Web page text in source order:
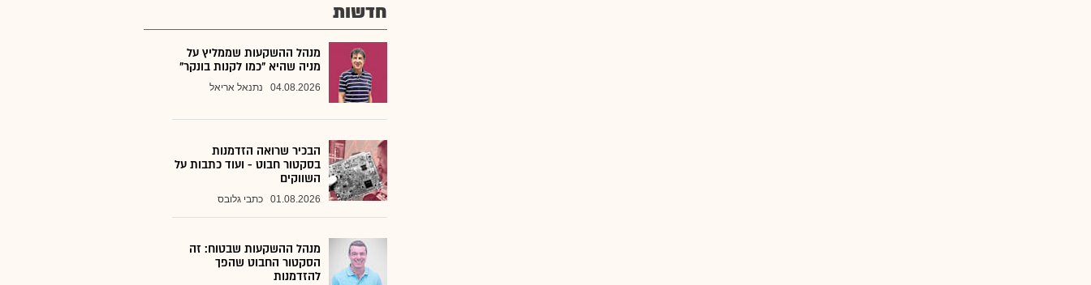
חדשות
מנהל ההשקעות שממליץ על
מניה שהיא "כמו לקנות בונקר"
04.08.2026 נתנאל אריאל
הבכיר שרואה הזדמנות
בסקטור חבוט - ועוד כתבות על
השווקים
01.08.2026 כתבי גלובס
מנהל ההשקעות שבטוח: זה
הסקטור החבוט שהפך
להזדמנות